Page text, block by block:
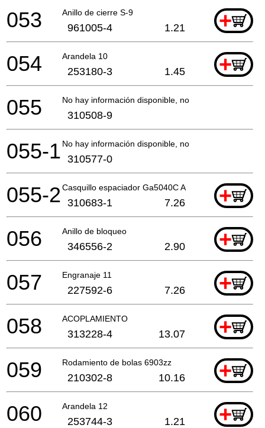
Anillo de cierre S-9 +
053 961005-4 1.21
Arandela 10 +
054 253180-3 1.45
No hay información disponible, no se puede pedir
055 310508-9
No hay información disponible, no se puede pedir
055-1 310577-0
Casquillo espaciador Ga5040C A +
055-2 310683-1 7.26
Anillo de bloqueo +
056 346556-2 2.90
Engranaje 11 +
057 227592-6 7.26
ACOPLAMIENTO +
058 313228-4 13.07
Rodamiento de bolas 6903zz +
059 210302-8 10.16
Arandela 12 +
060 253744-3 1.21